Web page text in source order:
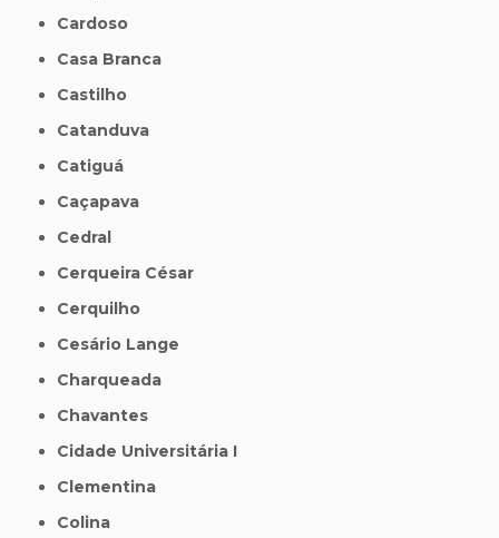
Cardoso
Casa Branca
Castilho
Catanduva
Catiguá
Caçapava
Cedral
Cerqueira César
Cerquilho
Cesário Lange
Charqueada
Chavantes
Cidade Universitária I
Clementina
Colina